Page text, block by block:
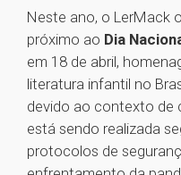
Neste ano, o LerMack
próximo ao Dia
em 18 de abril,
literatura infantil no
devido ao contexto de
está sendo realizada
protocolos de